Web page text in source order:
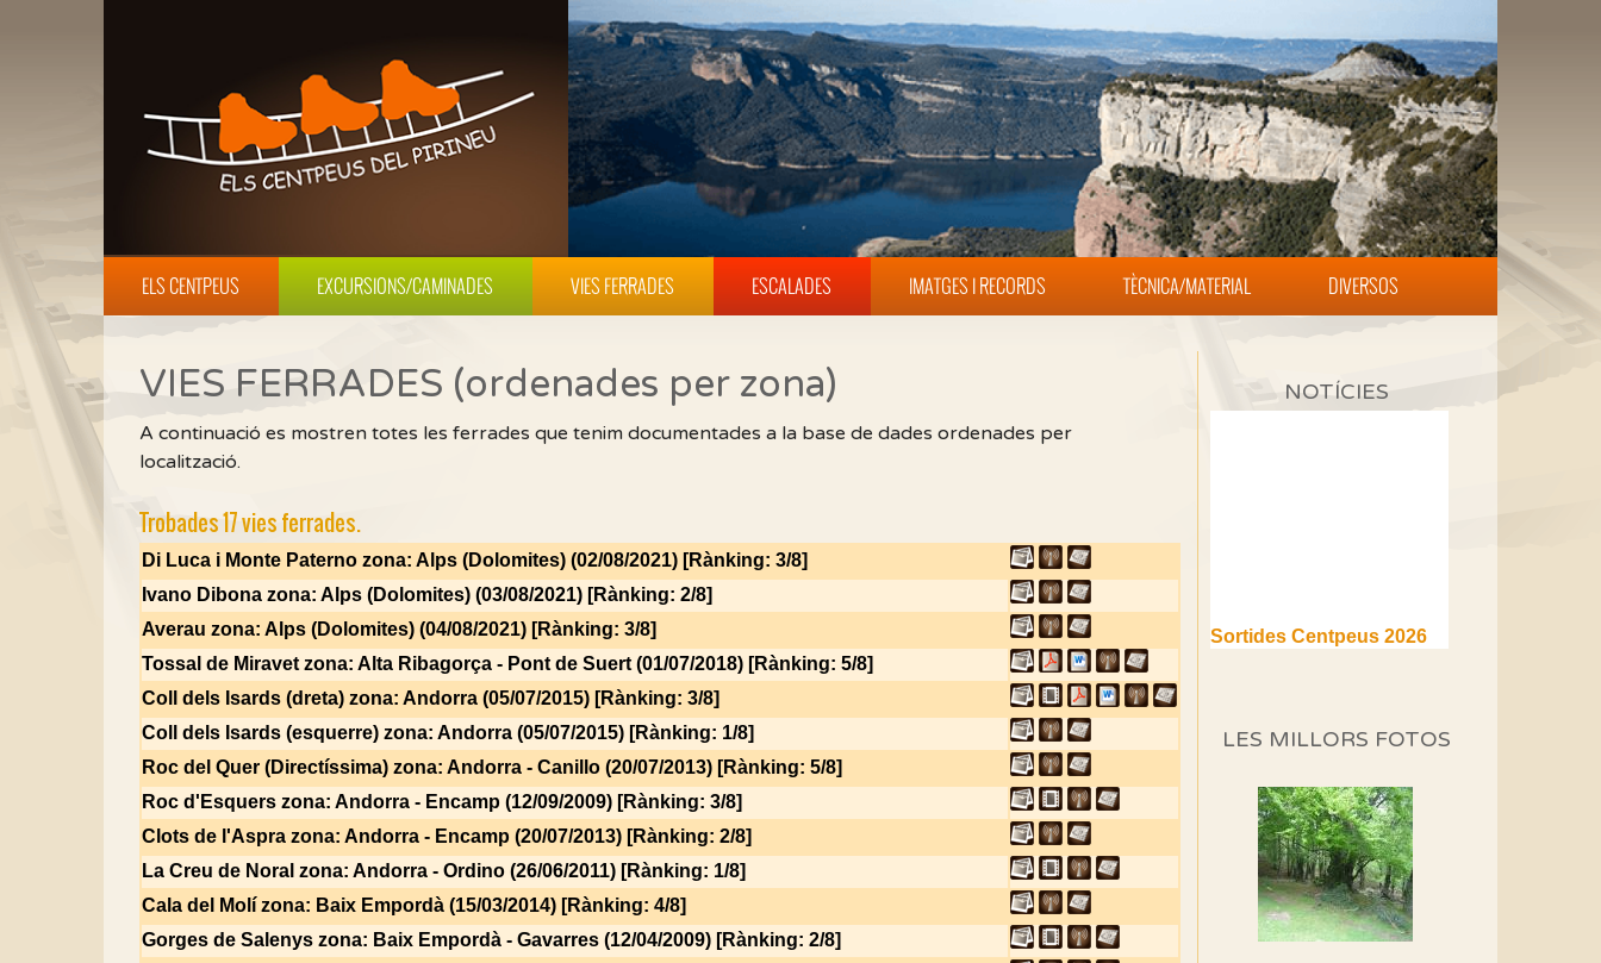
ELS CENTPEUS EXCURSIONS/CAMINADES VIES FERRADES ESCALADES IMATGES I RECORDS TÈCNICA/MATERIAL DIVERSOS
VIES FERRADES (ordenades per zona)
A continuació es mostren totes les ferrades que tenim documentades a la base de dades ordenades per
localització.
Trobades 17 vies ferrades.
Di Luca i Monte Paterno zona: Alps (Dolomites) (02/08/2021) [Rànking: 3/8]
Ivano Dibona zona: Alps (Dolomites) (03/08/2021) [Rànking: 2/8]
Averau zona: Alps (Dolomites) (04/08/2021) [Rànking: 3/8]
Tossal de Miravet zona: Alta Ribagorça - Pont de Suert (01/07/2018) [Rànking: 5/8]
Coll dels Isards (dreta) zona: Andorra (05/07/2015) [Rànking: 3/8]
Coll dels Isards (esquerre) zona: Andorra (05/07/2015) [Rànking: 1/8]
Roc del Quer (Directíssima) zona: Andorra - Canillo (20/07/2013) [Rànking: 5/8]
Roc d'Esquers zona: Andorra - Encamp (12/09/2009) [Rànking: 3/8]
Clots de l'Aspra zona: Andorra - Encamp (20/07/2013) [Rànking: 2/8]
La Creu de Noral zona: Andorra - Ordino (26/06/2011) [Rànking: 1/8]
Cala del Molí zona: Baix Empordà (15/03/2014) [Rànking: 4/8]
Gorges de Salenys zona: Baix Empordà - Gavarres (12/04/2009) [Rànking: 2/8]
NOTÍCIES
(1a part)
Si no podem caminar,
alguna cosa hem de fer...
Els Centpeus signen el
Manifest a favor dels
Camins Vells
LES MILLORS FOTOS